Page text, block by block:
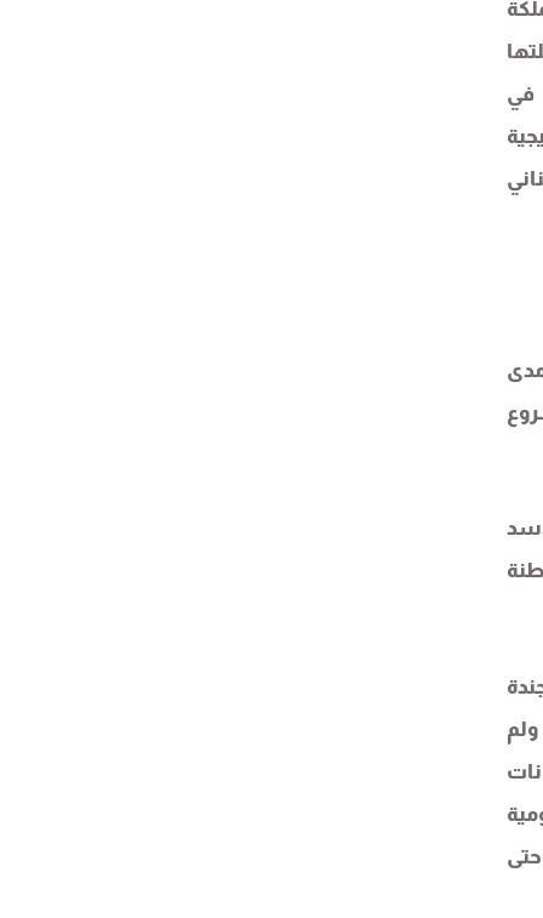
المملكة
في
– 2000) إلى استراتيجية
منذ آذار/مارس 2011 أي على مدى
عن أجندة
أطلقت مع غزو أفغانستان في العام 2002، ولم تكن منفصلة عن ضرب العراق في العام 1991، ولم